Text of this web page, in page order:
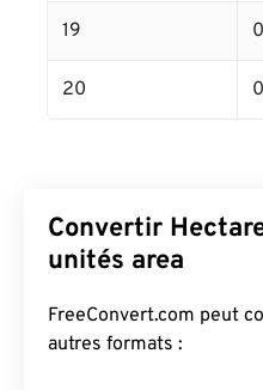
19
20
Convertir
unités area
FreeConvert.com peut
autres formats :